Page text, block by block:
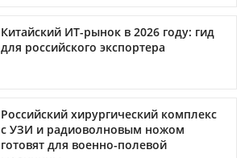
Китайский ИТ-рынок в 2026 году: гид
для российского экспортера
Российский хирургический комплекс
с УЗИ и радиоволновым ножом
готовят для военно-полевой